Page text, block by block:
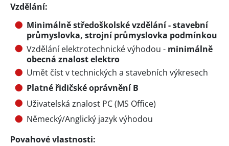
Vzdělání:
Minimálně středoškolské vzdělání - stavební
průmyslovka, strojní průmyslovka podmínkou
Vzdělání elektrotechnické výhodou - minimálně
obecná znalost elektro
Umět číst v technických a stavebních výkresech
Platné řidičské oprávnění B
Uživatelská znalost PC (MS Office)
Německý/Anglický jazyk výhodou
Povahové vlastnosti: